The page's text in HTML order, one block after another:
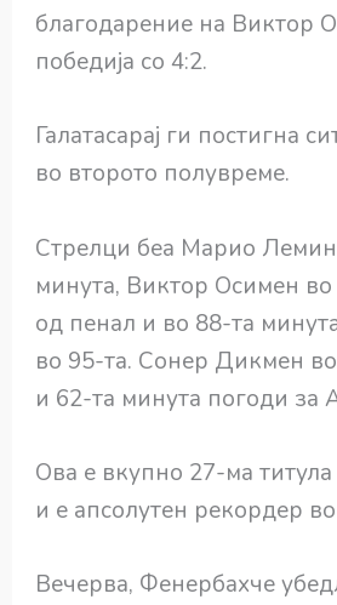
благодарение на Виктор
победија со 4:2.
Галатасарај ги постигна
во второто полувреме.
Стрелци беа Марио
минута, Виктор Осимен
од пенал и во 88-та
во 95-та. Сонер Дикмен
и 62-та минута погоди за
Ова е вкупно 27-ма титула
и е апсолутен рекордер
Вечерва, Фенербахче